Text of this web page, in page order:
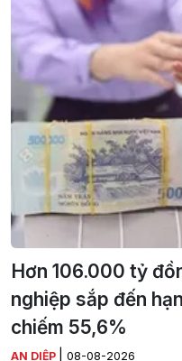
Hơn 106.000 tỷ
nghiệp sắp đến
chiếm 55,6%
AN DIỆP 08-08-2026